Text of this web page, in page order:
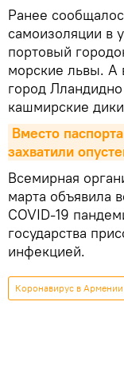
Ранее
самоизоляции в
портовый
морские львы. А
город
кашмирские
Вместо
захватили
Всемирная
марта объявила
COVID-19
государства
инфекцией.
Коронавирус в Армении